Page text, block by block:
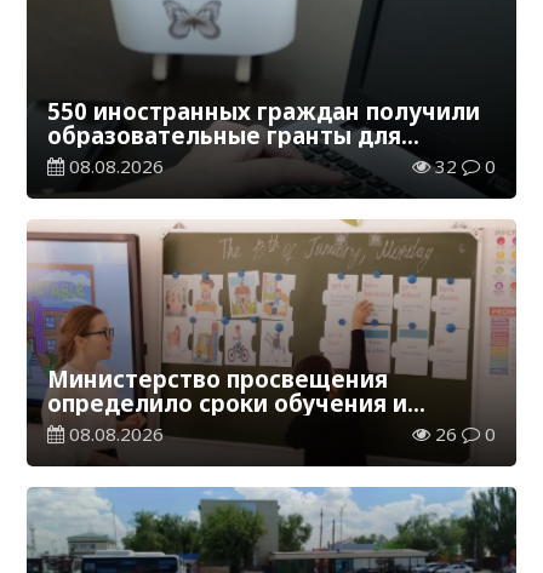
550 иностранных граждан получили
образовательные гранты для
обучения в Казахстане
08.08.2026 32 0
Министерство просвещения
определило сроки обучения и
каникул на 2026-2027 учебный год
08.08.2026 26 0